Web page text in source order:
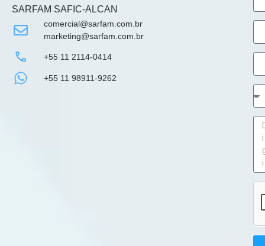
SARFAM SAFIC-ALCAN
comercial@sarfam.com.br
marketing@sarfam.com.br
+55 11 2114-0414
+55 11 98911-9262